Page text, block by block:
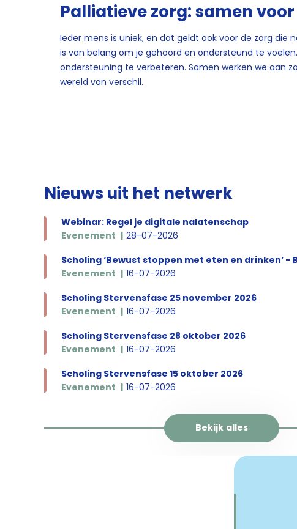
Palliatieve zorg: samen
Ieder mens is uniek, en dat geldt ook voor de zorg die
is van belang om je gehoord en ondersteund te
ondersteuning te verbeteren. Samen werken we aan
wereld van verschil.
Nieuws uit het netwerk
Webinar: Regel je digitale nalatenschap
Evenement
28-07-2026
Scholing ‘Bewust stoppen met eten en drinken’ -
Evenement
16-07-2026
Scholing Stervensfase 25 november 2026
Evenement
16-07-2026
Scholing Stervensfase 28 oktober 2026
Evenement
16-07-2026
Scholing Stervensfase 15 oktober 2026
Evenement
16-07-2026
Bekijk alles